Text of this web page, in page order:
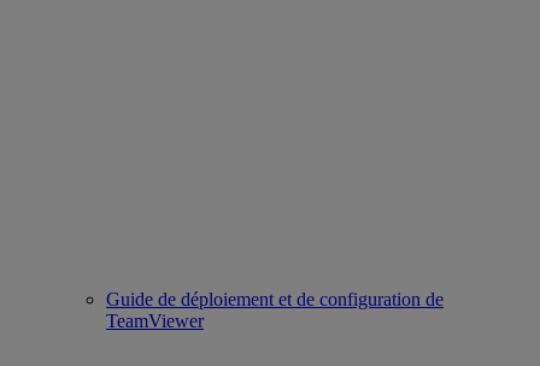
Guide de déploiement et de configuration de
TeamViewer